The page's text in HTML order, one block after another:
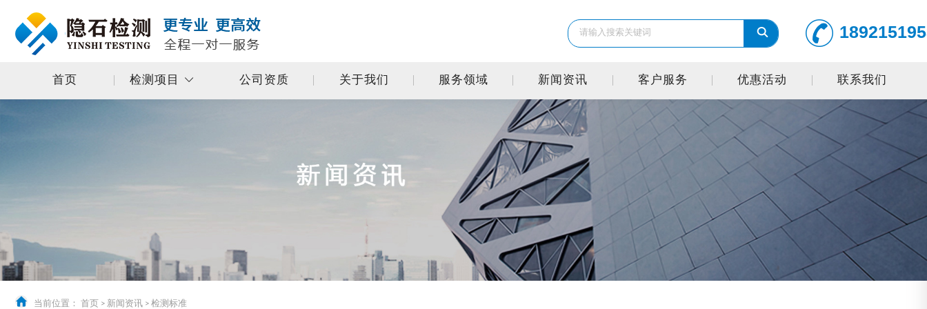
首页 检测项目 公司资质 关于我们 服务领域 新闻资讯 客户服务 优惠活动 联系我们
当前位置： 首页 > 新闻资讯 > 检测标准